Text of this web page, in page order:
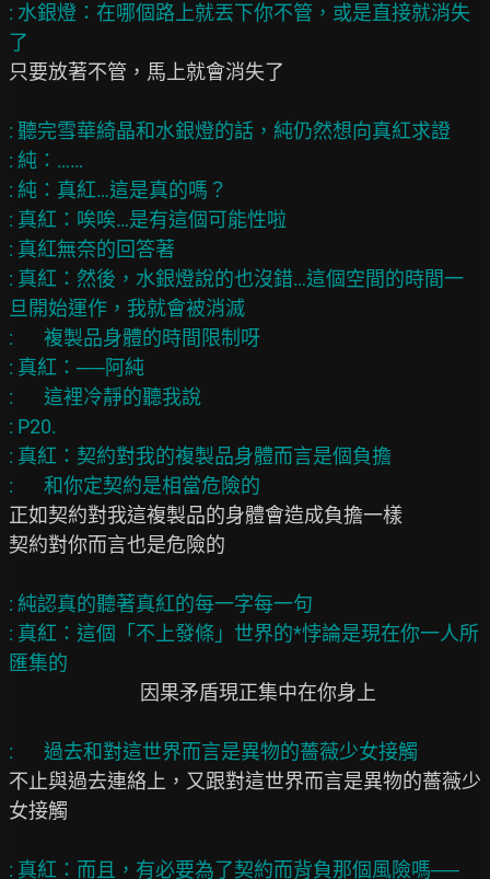
: 水銀燈：在哪個路上就丟下你不管，或是直接就消失
只要放著不管，馬上就會消失了
: 聽完雪華綺晶和水銀燈的話，純仍然想向真紅求證
: 純：……
: 純：真紅…這是真的嗎？
: 真紅：唉唉…是有這個可能性啦
: 真紅無奈的回答著
: 真紅：然後，水銀燈說的也沒錯…這個空間的時間一
旦開始運作，我就會被消滅
:       複製品身體的時間限制呀
: 真紅：──阿純
:       這裡冷靜的聽我說
: P20.
: 真紅：契約對我的複製品身體而言是個負擔
正如契約對我這複製品的身體會造成負擔一樣
契約對你而言也是危險的
: 純認真的聽著真紅的每一字每一句
: 真紅：這個「不上發條」世界的*悖論是現在你一人所
不止與過去連絡上，又跟對這世界而言是異物的薔薇少
女接觸